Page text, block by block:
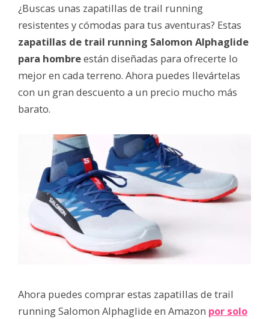
¿Buscas unas zapatillas de trail running
resistentes y cómodas para tus aventuras? Estas
zapatillas de trail running Salomon Alphaglide
para hombreestán diseñadas para ofrecerte lo
mejor en cada terreno. Ahora puedes llevártelas
con un gran descuento a un precio mucho más
barato.
Ahora puedes comprar estas zapatillas de trail
running Salomon Alphaglide en Amazon por solo